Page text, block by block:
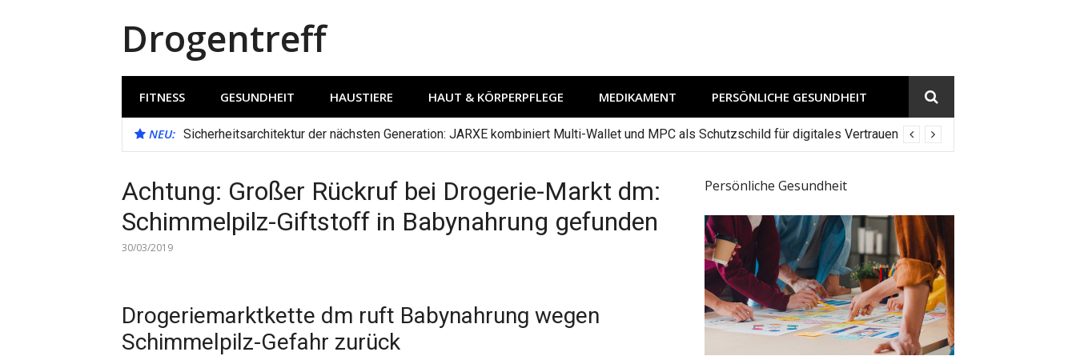
Drogentreff
FITNESS GESUNDHEIT HAUSTIERE HAUT & KÖRPERPFLEGE MEDIKAMENT PERSÖNLICHE GESUNDHEIT
NEU: Sicherheitsarchitektur der nächsten Generation: JARXE kombiniert Multi-Wallet und MPC als Schutzschild für digitales Vertrauen
Achtung: Großer Rückruf bei Drogerie-Markt dm:
Schimmelpilz-Giftstoff in Babynahrung gefunden
30/03/2019
Drogeriemarktkette dm ruft Babynahrung wegen
Schimmelpilz-Gefahr zurück
Persönliche Gesundheit